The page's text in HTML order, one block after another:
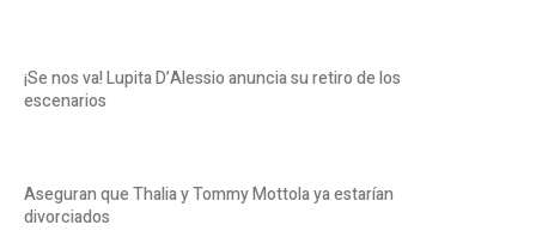
¡Se nos va! Lupita D’Alessio anuncia su retiro de los
escenarios
Aseguran que Thalia y Tommy Mottola ya estarían
divorciados